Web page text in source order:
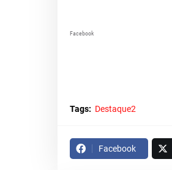
Facebook
Tags: Destaque2
Facebook